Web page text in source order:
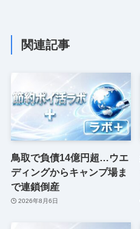
関連記事
鳥取で負債14億円超…ウエ
ディングからキャンプ場ま
で連鎖倒産
2026年8月6日